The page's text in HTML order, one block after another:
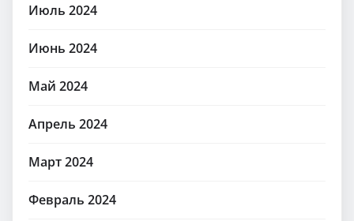
Июль 2024
Июнь 2024
Май 2024
Апрель 2024
Март 2024
Февраль 2024